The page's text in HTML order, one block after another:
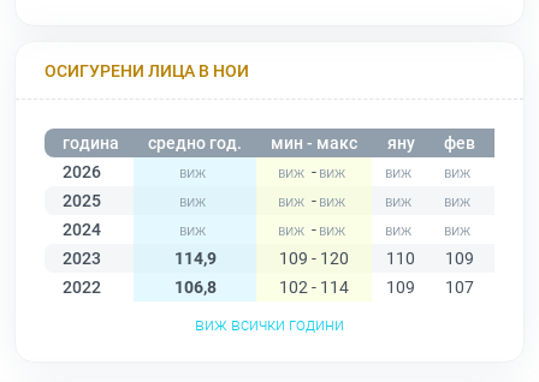
ОСИГУРЕНИ ЛИЦА В НОИ
година средно год. мин - макс яну фев
2026
-
2025
-
2024
-
2023
114,9 109 - 120 110 109
2022
106,8 102 - 114 109 107
виж всички години